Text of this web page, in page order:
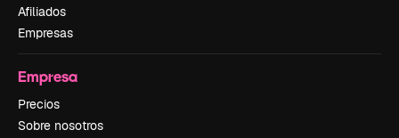
Afiliados
Empresas
Empresa
Precios
Sobre nosotros